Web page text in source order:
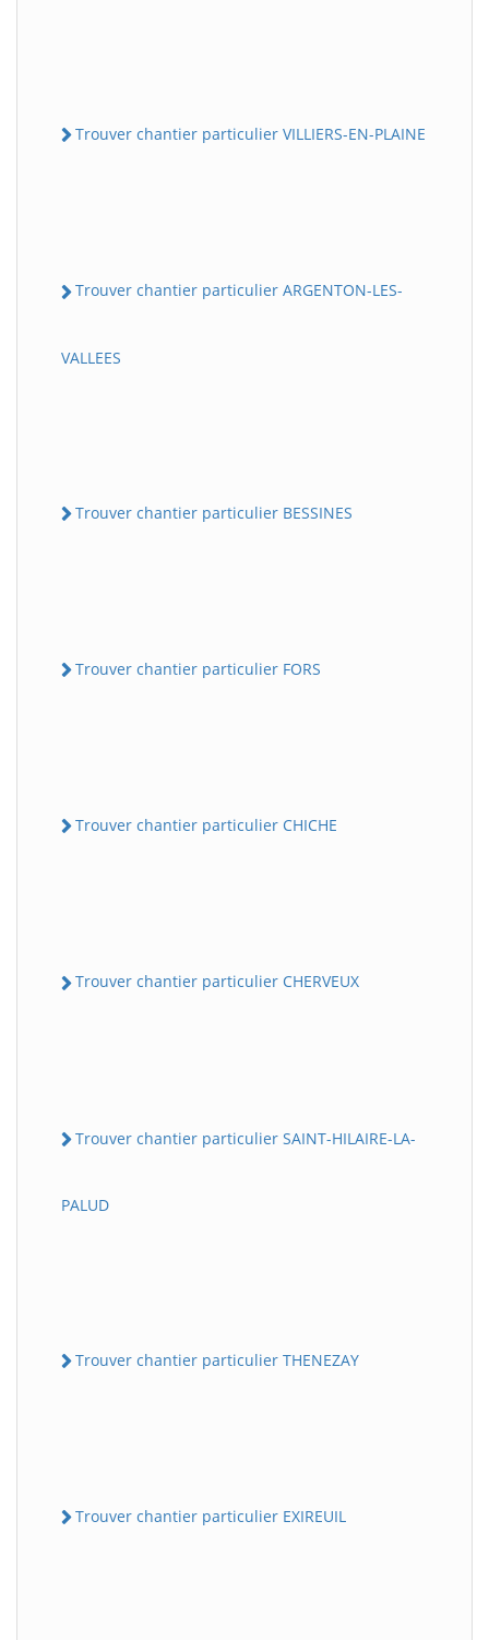
Trouver chantier particulier VILLIERS-EN-PLAINE
Trouver chantier particulier ARGENTON-LES-
VALLEES
Trouver chantier particulier BESSINES
Trouver chantier particulier FORS
Trouver chantier particulier CHICHE
Trouver chantier particulier CHERVEUX
Trouver chantier particulier SAINT-HILAIRE-LA-
PALUD
Trouver chantier particulier THENEZAY
Trouver chantier particulier EXIREUIL